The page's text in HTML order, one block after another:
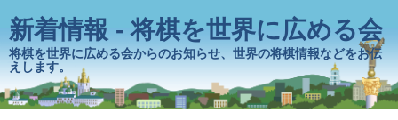
新着情報 - 将棋を世界に広める会
将棋を世界に広める会からのお知らせ、世界の将棋情報などをお伝
えします。